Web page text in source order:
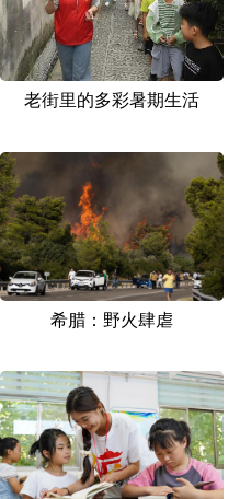
老街里的多彩暑期生活
希腊：野火肆虐